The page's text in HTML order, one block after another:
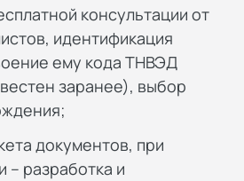
консультации от
идентификация
ему кода ТНВЭД
заранее), выбор
документов, при
– разработка и